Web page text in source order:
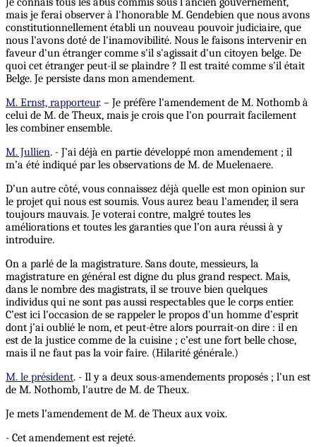
mais je ferai observer à l'honorable M. Gendebien que nous avons
constitutionnellement établi un nouveau pouvoir judiciaire, que
nous l'avons doté de l'inamovibilité. Nous le faisons intervenir en
faveur d'un étranger comme s'il s'agissait d'un citoyen belge. De
quoi cet étranger peut-il se plaindre ? Il est traité comme s'il était
Belge. Je persiste dans mon amendement.
M. Ernst, rapporteur. – Je préfère l'amendement de M. Nothomb à
celui de M. de Theux, mais je crois que l'on pourrait facilement
les combiner ensemble.
M. Jullien. - J’ai déjà en partie développé mon amendement ; il
m’a été indiqué par les observations de M. de Muelenaere.
D’un autre côté, vous connaissez déjà quelle est mon opinion sur
le projet qui nous est soumis. Vous aurez beau l'amender, il sera
toujours mauvais. Je voterai contre, malgré toutes les
améliorations et toutes les garanties que l’on aura réussi à y
introduire.
On a parlé de la magistrature. Sans doute, messieurs, la
magistrature en général est digne du plus grand respect. Mais,
dans le nombre des magistrats, il se trouve bien quelques
individus qui ne sont pas aussi respectables que le corps entier.
C’est ici l'occasion de se rappeler le propos d'un homme d’esprit
dont j’ai oublié le nom, et peut-être alors pourrait-on dire : il en
est de la justice comme de la cuisine ; c’est une fort belle chose,
mais il ne faut pas la voir faire. (Hilarité générale.)
M. le président. - Il y a deux sous-amendements proposés ; l'un est
de M. Nothomb, l'autre de M. de Theux.
Je mets l’amendement de M. de Theux aux voix.
- Cet amendement est rejeté.